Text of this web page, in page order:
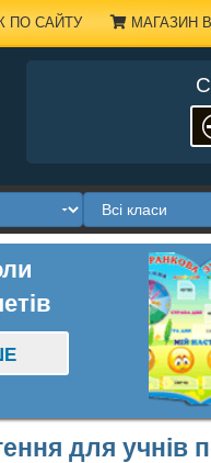
ПО САЙТУ МАГАЗИН
для учнів